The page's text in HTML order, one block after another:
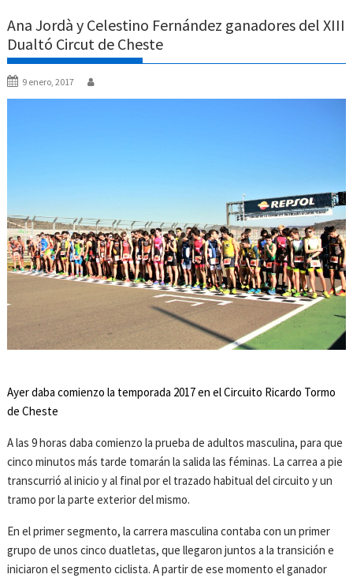
Ana Jordà y Celestino Fernández ganadores del XIII
Dualtó Circut de Cheste
9 enero, 2017
Ayer daba comienzo la temporada 2017 en el Circuito Ricardo Tormo
de Cheste
A las 9 horas daba comienzo la prueba de adultos masculina, para que
cinco minutos más tarde tomarán la salida las féminas. La carrea a pie
transcurrió al inicio y al final por el trazado habitual del circuito y un
tramo por la parte exterior del mismo.
En el primer segmento, la carrera masculina contaba con un primer
grupo de unos cinco duatletas, que llegaron juntos a la transición e
iniciaron el segmento ciclista. A partir de ese momento el ganador